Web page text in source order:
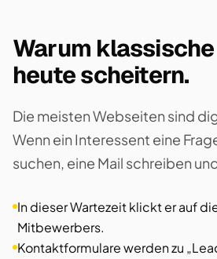
Warum
heute scheitern.
Die meisten Webseiten sind
Wenn ein Interessent eine
suchen, eine Mail schreiben
In dieser Wartezeit klickt er auf
Mitbewerbers.
Kontaktformulare werden zu